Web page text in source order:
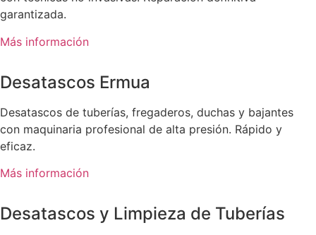
garantizada.
Más información
Desatascos Ermua
Desatascos de tuberías, fregaderos, duchas y bajantes
con maquinaria profesional de alta presión. Rápido y
eficaz.
Más información
Desatascos y Limpieza de Tuberías